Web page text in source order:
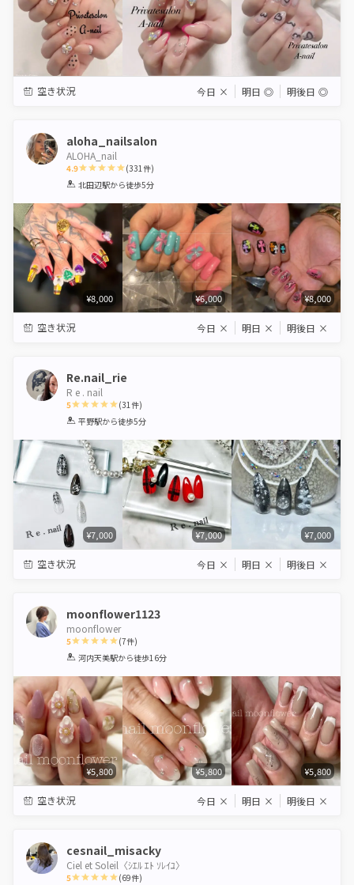
空き状況 今日 × 明日 ◎ 明後日 ◎
aloha_nailsalon
ALOHA_nail
4.9
1 2 3 4 5
(331件)
北田辺駅から徒歩5分
¥8,000 ¥6,000 ¥8,000
空き状況 今日 × 明日 × 明後日 ×
Re.nail_rie
R e . nail
5
1 2 3 4 5
(31件)
平野駅から徒歩5分
¥7,000 ¥7,000 ¥7,000
空き状況 今日 × 明日 × 明後日 ×
moonflower1123
moonflower
5
1 2 3 4 5
(7件)
河内天美駅から徒歩16分
¥5,800 ¥5,800 ¥5,800
空き状況 今日 × 明日 × 明後日 ×
cesnail_misacky
Ciel et Soleil〈ｼｴﾙ ｴﾄ ｿﾚｲﾕ〉
5 (69件)